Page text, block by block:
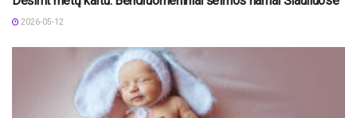
2026-05-12